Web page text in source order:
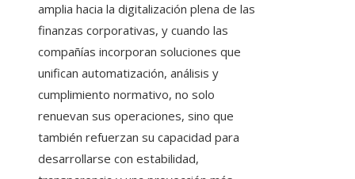
amplia hacia la digitalización plena de las
finanzas corporativas, y cuando las
compañías incorporan soluciones que
unifican automatización, análisis y
cumplimiento normativo, no solo
renuevan sus operaciones, sino que
también refuerzan su capacidad para
desarrollarse con estabilidad,